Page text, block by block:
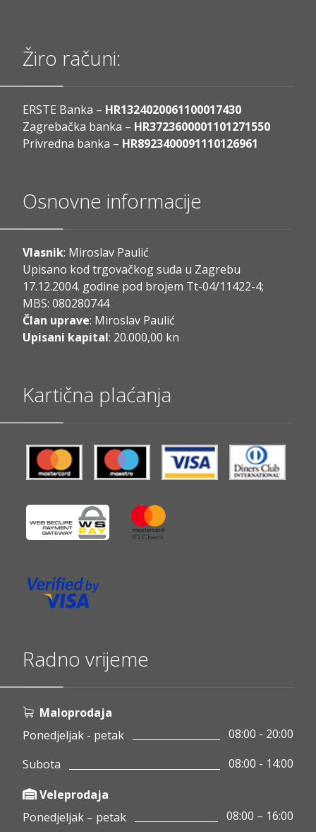
Žiro računi:
ERSTE Banka – HR1324020061100017430
Zagrebačka banka – HR3723600001101271550
Privredna banka – HR8923400091110126961
Osnovne informacije
Vlasnik: Miroslav Paulić
Upisano kod trgovačkog suda u Zagrebu
17.12.2004. godine pod brojem Tt-04/11422-4;
MBS: 080280744
Član uprave: Miroslav Paulić
Upisani kapital: 20.000,00 kn
Kartična plaćanja
Radno vrijeme
Maloprodaja
Ponedjeljak - petak
08:00 - 20:00
Subota
08:00 - 14:00
Veleprodaja
Ponedjeljak – petak
08:00 – 16:00